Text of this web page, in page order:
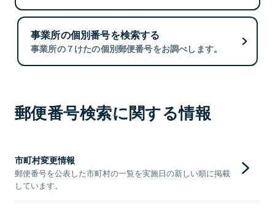
事業所の個別番号を検索する
事業所の７けたの個別郵便番号をお調べします。
郵便番号検索に関する情報
市町村変更情報
郵便番号を公表した市町村の一覧を実施日の新しい順に掲載
しています。